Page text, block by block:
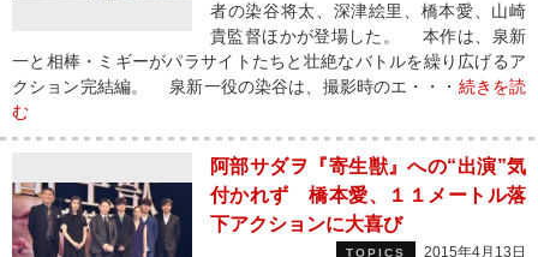
者の染谷将太、深津絵里、橋本愛、山崎
貴監督ほかが登場した。 本作は、泉新
一と相棒・ミギーがパラサイトたちと壮絶なバトルを繰り広げるア
クション完結編。 泉新一役の染谷は、撮影時のエ・・・ 続きを読
む
阿部サダヲ『寄生獣』への“出演”気
付かれず 橋本愛、１１メートル落
下アクションに大喜び
TOPICS 2015年4月13日